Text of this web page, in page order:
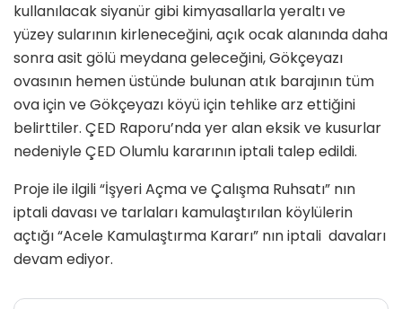
kullanılacak siyanür gibi kimyasallarla yeraltı ve
yüzey sularının kirleneceğini, açık ocak alanında daha
sonra asit gölü meydana geleceğini, Gökçeyazı
ovasının hemen üstünde bulunan atık barajının tüm
ova için ve Gökçeyazı köyü için tehlike arz ettiğini
belirttiler. ÇED Raporu’nda yer alan eksik ve kusurlar
nedeniyle ÇED Olumlu kararının iptali talep edildi.
Proje ile ilgili “İşyeri Açma ve Çalışma Ruhsatı” nın
iptali davası ve tarlaları kamulaştırılan köylülerin
açtığı “Acele Kamulaştırma Kararı” nın iptali davaları
devam ediyor.